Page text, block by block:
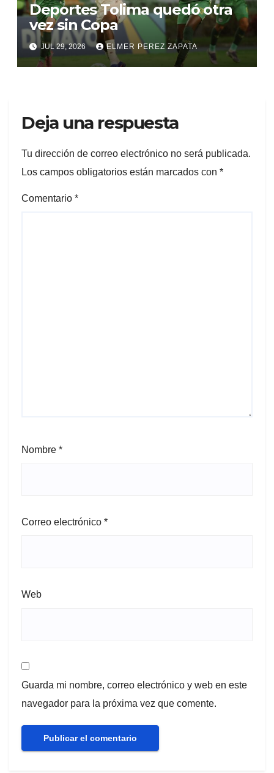
Deportes Tolima quedó otra
vez sin Copa
JUL 29, 2026 ELMER PEREZ ZAPATA
Deja una respuesta
Tu dirección de correo electrónico no será publicada.
Los campos obligatorios están marcados con *
Comentario *
Nombre *
Correo electrónico *
Web
Guarda mi nombre, correo electrónico y web en este
navegador para la próxima vez que comente.